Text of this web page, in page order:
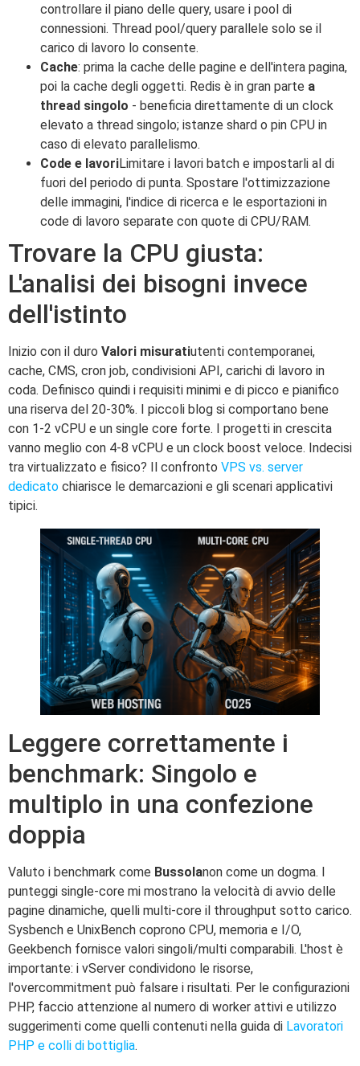
controllare il piano delle query, usare i pool di
connessioni. Thread pool/query parallele solo se il
carico di lavoro lo consente.
Cache: prima la cache delle pagine e dell'intera pagina,
poi la cache degli oggetti. Redis è in gran parte a
thread singolo - beneficia direttamente di un clock
elevato a thread singolo; istanze shard o pin CPU in
caso di elevato parallelismo.
Code e lavoriLimitare i lavori batch e impostarli al di
fuori del periodo di punta. Spostare l'ottimizzazione
delle immagini, l'indice di ricerca e le esportazioni in
code di lavoro separate con quote di CPU/RAM.
Trovare la CPU giusta:
L'analisi dei bisogni invece
dell'istinto
Inizio con il duro Valori misuratiutenti contemporanei,
cache, CMS, cron job, condivisioni API, carichi di lavoro in
coda. Definisco quindi i requisiti minimi e di picco e pianifico
una riserva del 20-30%. I piccoli blog si comportano bene
con 1-2 vCPU e un single core forte. I progetti in crescita
vanno meglio con 4-8 vCPU e un clock boost veloce. Indecisi
tra virtualizzato e fisico? Il confronto VPS vs. server
dedicato chiarisce le demarcazioni e gli scenari applicativi
tipici.
Leggere correttamente i
benchmark: Singolo e
multiplo in una confezione
doppia
Valuto i benchmark come Bussolanon come un dogma. I
punteggi single-core mi mostrano la velocità di avvio delle
pagine dinamiche, quelli multi-core il throughput sotto carico.
Sysbench e UnixBench coprono CPU, memoria e I/O,
Geekbench fornisce valori singoli/multi comparabili. L'host è
importante: i vServer condividono le risorse,
l'overcommitment può falsare i risultati. Per le configurazioni
PHP, faccio attenzione al numero di worker attivi e utilizzo
suggerimenti come quelli contenuti nella guida di Lavoratori
PHP e colli di bottiglia.